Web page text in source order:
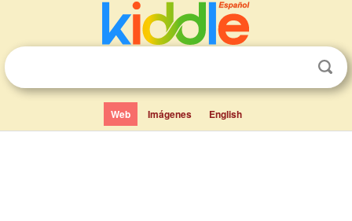
Web Imágenes English